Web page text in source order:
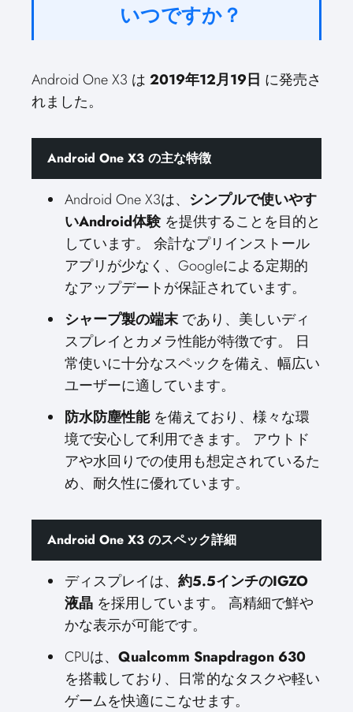
いつですか？
Android One X3 は 2019年12月19日 に発売さ
れました。
Android One X3 の主な特徴
Android One X3は、 シンプルで使いやす
いAndroid体験 を提供することを目的と
しています。 余計なプリインストール
アプリが少なく、Googleによる定期的
なアップデートが保証されています。
シャープ製の端末であり、美しいディ
スプレイとカメラ性能が特徴です。 日
常使いに十分なスペックを備え、幅広い
ユーザーに適しています。
防水防塵性能を備えており、様々な環
境で安心して利用できます。 アウトド
アや水回りでの使用も想定されているた
め、耐久性に優れています。
Android One X3 のスペック詳細
ディスプレイは、 約5.5インチのIGZO
液晶 を採用しています。 高精細で鮮や
かな表示が可能です。
CPUは、 Qualcomm Snapdragon 630
を搭載しており、日常的なタスクや軽い
ゲームを快適にこなせます。